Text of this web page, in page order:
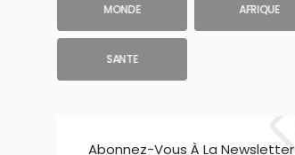
MONDE AFRIQUE
SANTE
Abonnez-Vous À La Newsletter